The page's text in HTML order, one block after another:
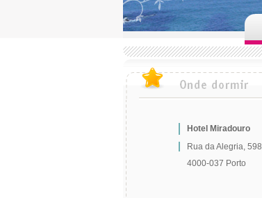
Hotel Miradouro
Rua da Alegria, 598
4000-037 Porto